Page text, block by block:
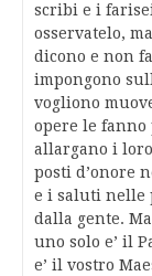
scribi e i
osservatelo,
dicono e non
impongono
vogliono
opere le
allargano i
posti d’onore
e i saluti nelle
dalla gente.
uno solo e’ il
e’ il vostro